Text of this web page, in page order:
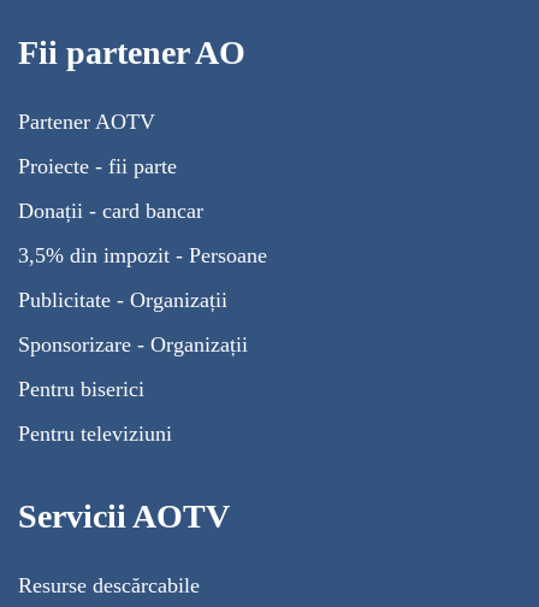
Fii partener AO
Partener AOTV
Proiecte - fii parte
Donații - card bancar
3,5% din impozit - Persoane
Publicitate - Organizații
Sponsorizare - Organizații
Pentru biserici
Pentru televiziuni
Servicii AOTV
Resurse descărcabile